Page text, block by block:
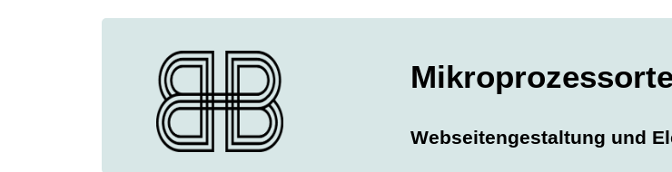
Mikroprozessor
Webseitengestaltung und